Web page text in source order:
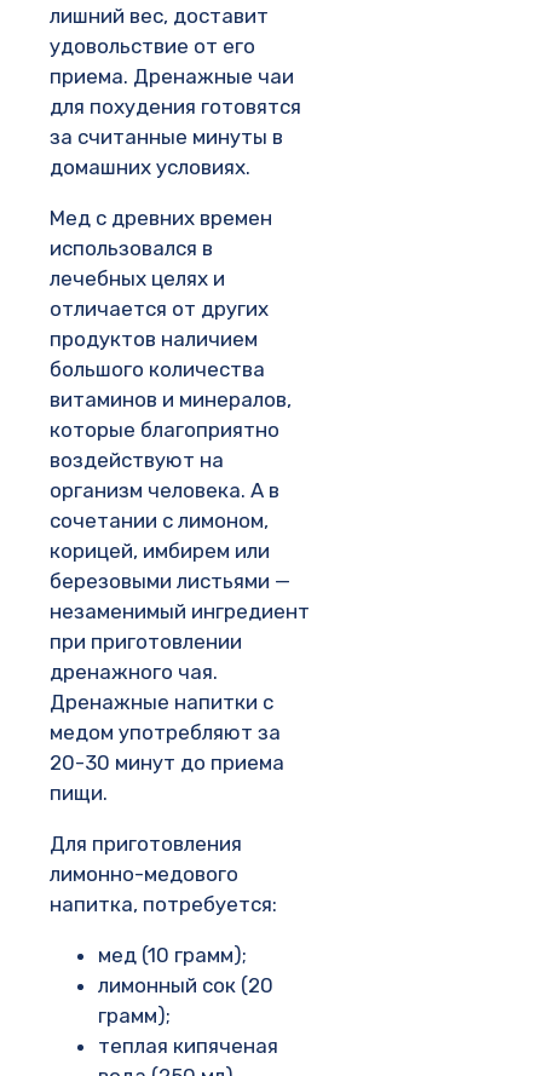
лишний вес, доставит
удовольствие от его
приема. Дренажные чаи
для похудения готовятся
за считанные минуты в
домашних условиях.
Мед с древних времен
использовался в
лечебных целях и
отличается от других
продуктов наличием
большого количества
витаминов и минералов,
которые благоприятно
воздействуют на
организм человека. А в
сочетании с лимоном,
корицей, имбирем или
березовыми листьями —
незаменимый ингредиент
при приготовлении
дренажного чая.
Дренажные напитки с
медом употребляют за
20-30 минут до приема
пищи.
Для приготовления
лимонно-медового
напитка, потребуется:
мед (10 грамм);
лимонный сок (20
грамм);
теплая кипяченая